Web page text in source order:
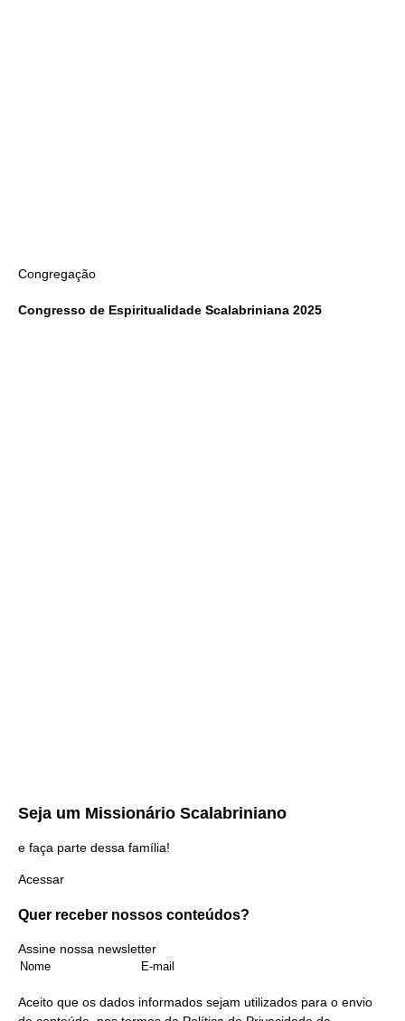
Congregação
Congresso de Espiritualidade Scalabriniana 2025
Seja um Missionário Scalabriniano
e faça parte dessa família!
Acessar
Quer receber nossos conteúdos?
Assine nossa newsletter
Aceito que os dados informados sejam utilizados para o envio